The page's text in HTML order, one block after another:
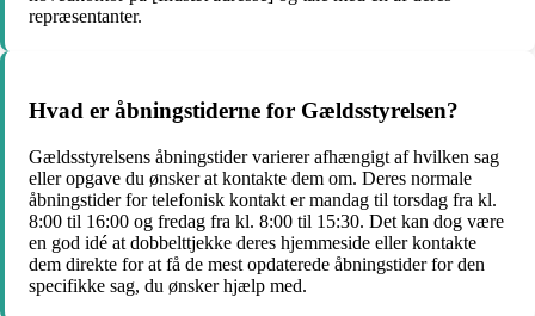
repræsentanter.
Hvad er åbningstiderne for Gældsstyrelsen?
Gældsstyrelsens åbningstider varierer afhængigt af hvilken sag
eller opgave du ønsker at kontakte dem om. Deres normale
åbningstider for telefonisk kontakt er mandag til torsdag fra kl.
8:00 til 16:00 og fredag fra kl. 8:00 til 15:30. Det kan dog være
en god idé at dobbelttjekke deres hjemmeside eller kontakte
dem direkte for at få de mest opdaterede åbningstider for den
specifikke sag, du ønsker hjælp med.